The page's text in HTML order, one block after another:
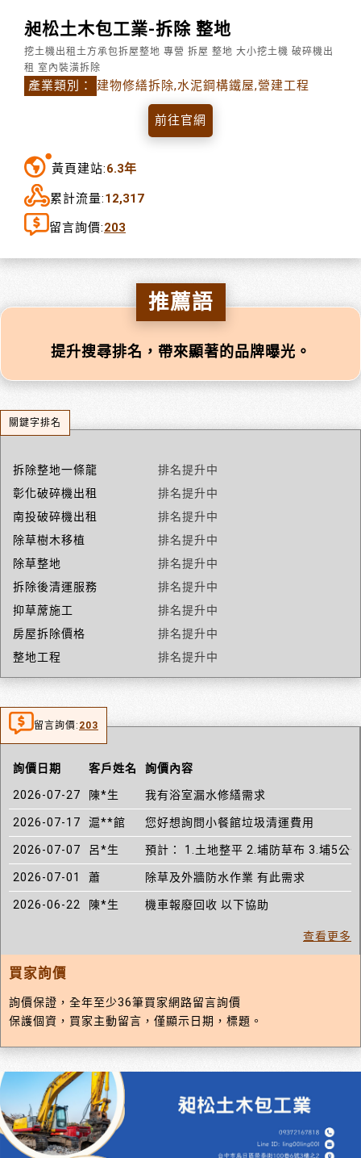
昶松土木包工業-拆除 整地
挖土機出租土方承包拆屋整地 專營 拆屋 整地 大小挖土機 破碎機出
租 室內裝潢拆除
產業類別： 建物修繕拆除,水泥鋼構鐵屋,營建工程
前往官網
黃頁建站:6.3年
累計流量:12,317
留言詢價:203
推薦語
提升搜尋排名，帶來顯著的品牌曝光。
關鍵字排名
拆除整地一條龍
排名提升中
彰化破碎機出租
排名提升中
南投破碎機出租
排名提升中
除草樹木移植
排名提升中
除草整地
排名提升中
拆除後清運服務
排名提升中
抑草蓆施工
排名提升中
房屋拆除價格
排名提升中
整地工程
排名提升中
留言詢價: 203
詢價日期 客戶姓名 詢價內容
2026-07-27 陳*生 我有浴室漏水修繕需求
2026-07-17 滬**館 您好想詢問小餐館垃圾清運費用
2026-07-07 呂*生 預計： 1.土地整平 2.埔防草布 3.埔5公
2026-07-01 蕭 除草及外牆防水作業 有此需求
2026-06-22 陳*生 機車報廢回收 以下協助
查看更多
買家詢價
詢價保證，全年至少36筆買家網路留言詢價
保護個資，買家主動留言，僅顯示日期，標題。